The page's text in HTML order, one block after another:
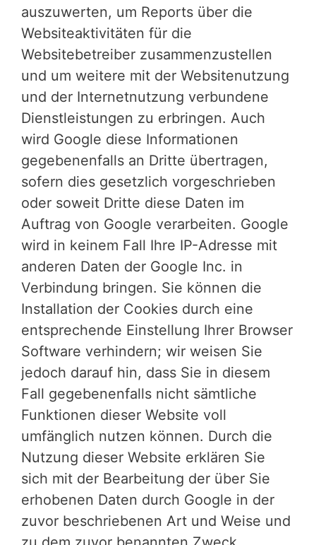
auszuwerten, um Reports über die
Websiteaktivitäten für die
Websitebetreiber zusammenzustellen
und um weitere mit der Websitenutzung
und der Internetnutzung verbundene
Dienstleistungen zu erbringen. Auch
wird Google diese Informationen
gegebenenfalls an Dritte übertragen,
sofern dies gesetzlich vorgeschrieben
oder soweit Dritte diese Daten im
Auftrag von Google verarbeiten. Google
wird in keinem Fall Ihre IP-Adresse mit
anderen Daten der Google Inc. in
Verbindung bringen. Sie können die
Installation der Cookies durch eine
entsprechende Einstellung Ihrer Browser
Software verhindern; wir weisen Sie
jedoch darauf hin, dass Sie in diesem
Fall gegebenenfalls nicht sämtliche
Funktionen dieser Website voll
umfänglich nutzen können. Durch die
Nutzung dieser Website erklären Sie
sich mit der Bearbeitung der über Sie
erhobenen Daten durch Google in der
zuvor beschriebenen Art und Weise und